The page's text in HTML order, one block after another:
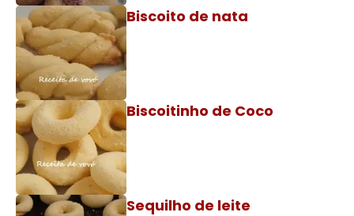
Biscoito de nata
Biscoitinho de Coco
Sequilho de leite